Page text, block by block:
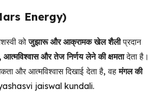
Energy)
कोजुझारू और आक्रामक खेल शैलीप्रदान
आत्मविश्वास और तेज निर्णय लेने की क्षमतादेता है।
और आत्मविश्वास दिखाई देता है, वहमंगल की
yashasvi jaiswal kundali.